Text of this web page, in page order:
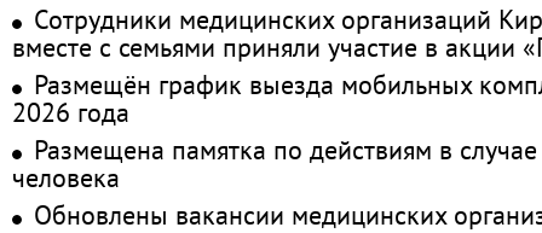
Сотрудники медицинских организаций
вместе с семьями приняли участие в акции
Размещён график выезда мобильных
2026 года
Размещена памятка по действиям в
человека
Обновлены вакансии медицинских